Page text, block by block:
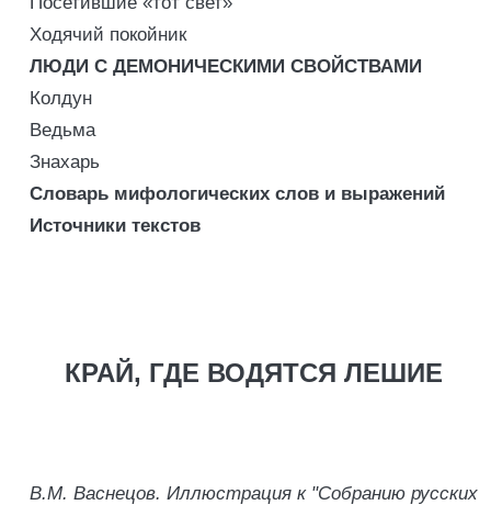
Ходячий покойник
ЛЮДИ С ДЕМОНИЧЕСКИМИ СВОЙСТВАМИ
Колдун
Ведьма
Знахарь
Словарь мифологических слов и выражений
Источники текстов
КРАЙ, ГДЕ ВОДЯТСЯ ЛЕШИЕ
В.М. Васнецов. Иллюстрация к "Собранию русских